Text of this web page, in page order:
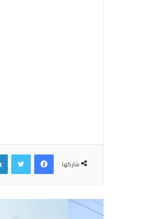
شاركها
فيسبوك